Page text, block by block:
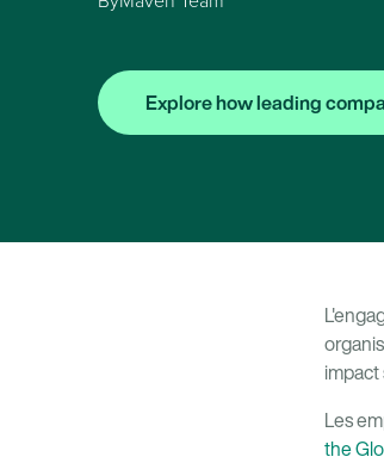
Explore how leading
impact
Les
the